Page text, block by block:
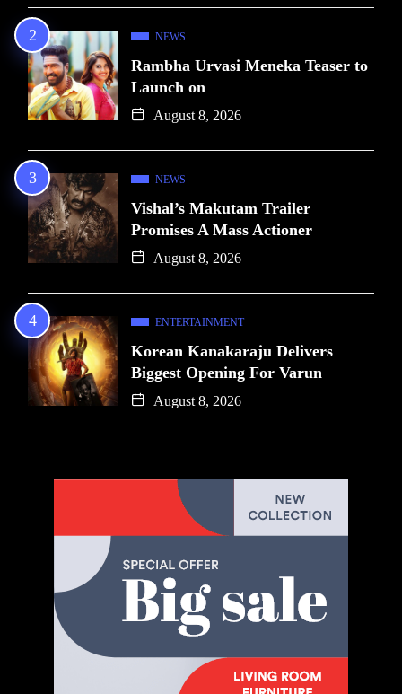
NEWS
Rambha Urvasi Meneka Teaser to
Launch on
August 8, 2026
NEWS
Vishal’s Makutam Trailer
Promises A Mass Actioner
August 8, 2026
ENTERTAINMENT
Korean Kanakaraju Delivers
Biggest Opening For Varun
August 8, 2026